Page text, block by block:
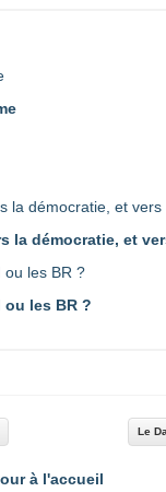
la démocratie, et
ou les BR ?
Le
à l'accueil